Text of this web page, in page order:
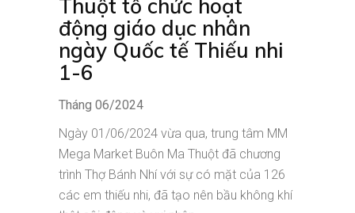
Thuột tổ chức hoạt
động giáo dục nhân
ngày Quốc tế Thiếu nhi
1-6
Tháng 06/2024
Ngày 01/06/2024 vừa qua, trung tâm MM
Mega Market Buôn Ma Thuột đã chương
trình Thợ Bánh Nhí với sự có mặt của 126
các em thiếu nhi, đã tạo nên bầu không khí